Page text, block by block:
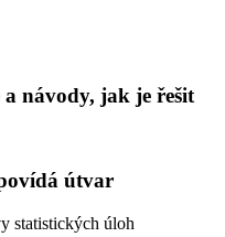
a návody, jak je řešit
útvar
statistických úloh